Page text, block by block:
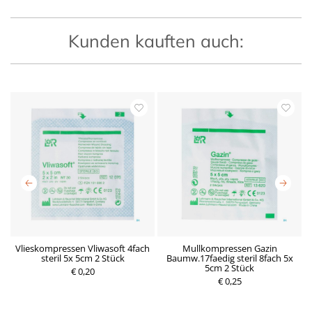
Kunden kauften auch:
Vlieskompressen Vliwasoft 4fach
steril 5x 5cm 2 Stück
€ 0,20
Mullkompressen Gazin
Baumw.17faedig steril 8fach 5x
5cm 2 Stück
€ 0,25